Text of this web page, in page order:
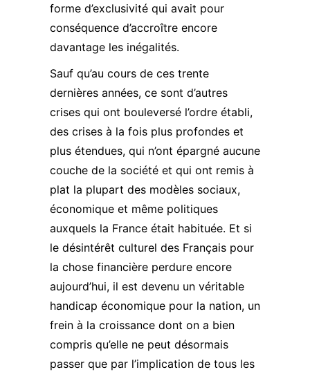
forme d’exclusivité qui avait pour
conséquence d’accroître encore
davantage les inégalités.
Sauf qu’au cours de ces trente
dernières années, ce sont d’autres
crises qui ont bouleversé l’ordre établi,
des crises à la fois plus profondes et
plus étendues, qui n’ont épargné aucune
couche de la société et qui ont remis à
plat la plupart des modèles sociaux,
économique et même politiques
auxquels la France était habituée. Et si
le désintérêt culturel des Français pour
la chose financière perdure encore
aujourd’hui, il est devenu un véritable
handicap économique pour la nation, un
frein à la croissance dont on a bien
compris qu’elle ne peut désormais
passer que par l’implication de tous les